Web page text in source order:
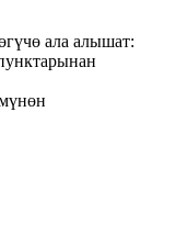
ала алышат: